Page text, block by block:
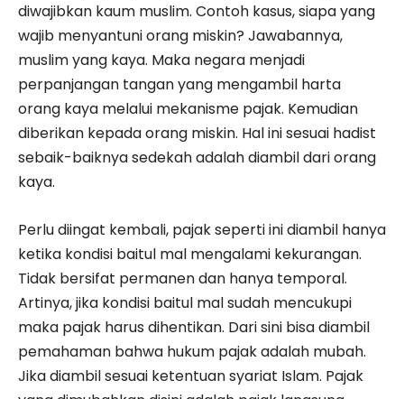
diwajibkan kaum muslim. Contoh kasus, siapa yang
wajib menyantuni orang miskin? Jawabannya,
muslim yang kaya. Maka negara menjadi
perpanjangan tangan yang mengambil harta
orang kaya melalui mekanisme pajak. Kemudian
diberikan kepada orang miskin. Hal ini sesuai hadist
sebaik-baiknya sedekah adalah diambil dari orang
kaya.
Perlu diingat kembali, pajak seperti ini diambil hanya
ketika kondisi baitul mal mengalami kekurangan.
Tidak bersifat permanen dan hanya temporal.
Artinya, jika kondisi baitul mal sudah mencukupi
maka pajak harus dihentikan. Dari sini bisa diambil
pemahaman bahwa hukum pajak adalah mubah.
Jika diambil sesuai ketentuan syariat Islam. Pajak